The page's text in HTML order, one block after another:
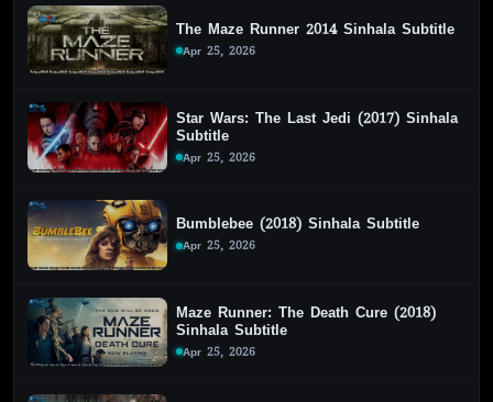
The Maze Runner 2014 Sinhala Subtitle
Apr 25, 2026
Star Wars: The Last Jedi (2017) Sinhala
Subtitle
Apr 25, 2026
Bumblebee (2018) Sinhala Subtitle
Apr 25, 2026
Maze Runner: The Death Cure (2018)
Sinhala Subtitle
Apr 25, 2026